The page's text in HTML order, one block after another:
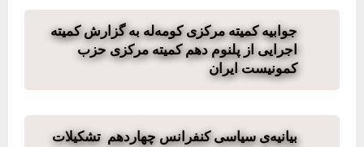
جوابیە کمیتە مرکزی کومەلە بە گزارش کمیتە
اجرایی از پلنوم دهم کمیته مرکزی حزب
کمونیست ایران
بیانیه‌ی سیاسی کنفرانس چهاردهم تشکیلات